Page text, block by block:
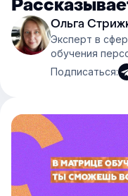
Ольга
Эксперт в
обучения
Подписаться: